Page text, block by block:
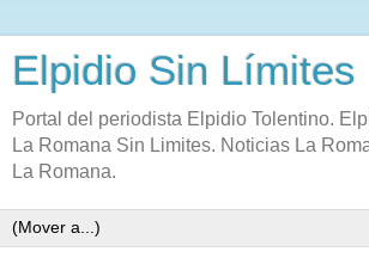
Elpidio Sin Límites
Portal del periodista Elpidio Tolentino.
La Romana Sin Limites. Noticias La
La Romana.